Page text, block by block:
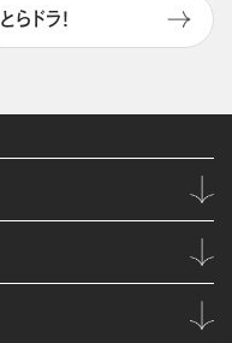
とらドラ！